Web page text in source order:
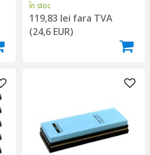
În stoc
119,83 lei fara TVA
(24,6 EUR)